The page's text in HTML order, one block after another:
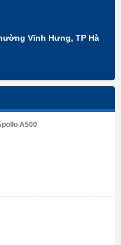
Vĩnh Hưng, TP Hà
A500